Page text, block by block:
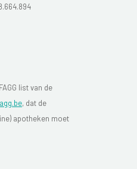
list van de
, dat de
apotheken moet